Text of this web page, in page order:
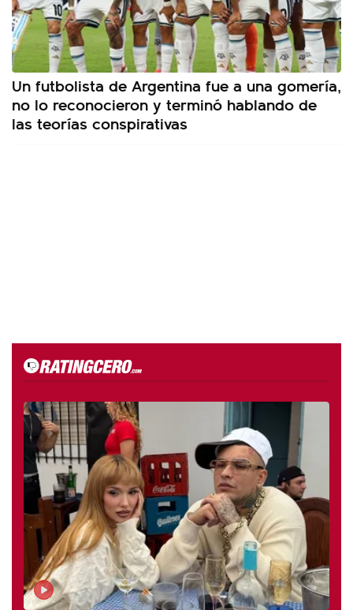
Un futbolista de Argentina fue a una gomería,
no lo reconocieron y terminó hablando de
las teorías conspirativas